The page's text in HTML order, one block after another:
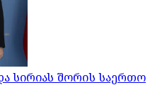
სირიას შორის საერთო